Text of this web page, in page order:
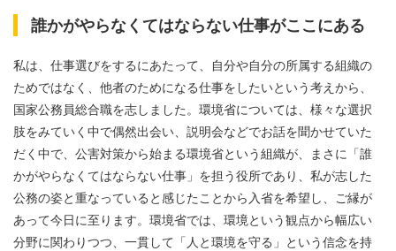
誰かがやらなくてはならない仕事がここにある
私は、仕事選びをするにあたって、自分や自分の所属する組織の
ためではなく、他者のためになる仕事をしたいという考えから、
国家公務員総合職を志しました。環境省については、様々な選択
肢をみていく中で偶然出会い、説明会などでお話を聞かせていた
だく中で、公害対策から始まる環境省という組織が、まさに「誰
かがやらなくてはならない仕事」を担う役所であり、私が志した
公務の姿と重なっていると感じたことから入省を希望し、ご縁が
あって今日に至ります。環境省では、環境という観点から幅広い
分野に関わりつつ、一貫して「人と環境を守る」という信念を持